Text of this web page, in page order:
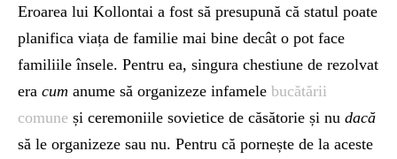
Eroarea lui Kollontai a fost să presupună că statul poate
planifica viața de familie mai bine decât o pot face
familiile însele. Pentru ea, singura chestiune de rezolvat
era cum anume să organizeze infamele bucătării
comune și ceremoniile sovietice de căsătorie și nu dacă
să le organizeze sau nu. Pentru că pornește de la aceste